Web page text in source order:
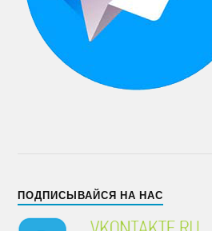
ПОДПИСЫВАЙСЯ НА НАС